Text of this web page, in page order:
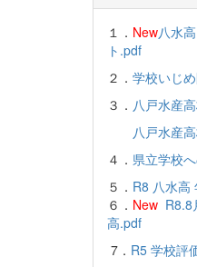
１． New八水
ト.pdf
２． 学校いじ
３． 八戸水産
八戸水産
４． 県立学校
５． R8 八水高
６． New R8.8
高.pdf
7． R5 学校評